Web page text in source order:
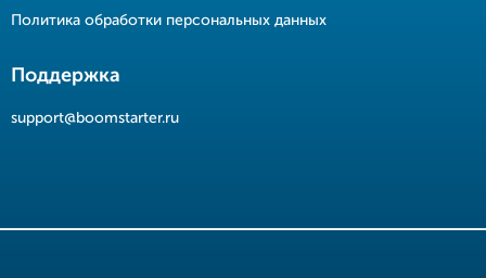
Политика обработки персональных данных
Поддержка
support@boomstarter.ru